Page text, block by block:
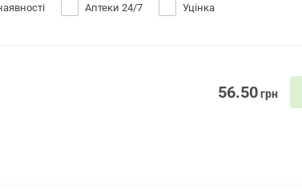
Аптеки 24/7 Уцінка
56.50грн